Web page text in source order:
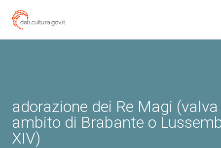
adorazione dei Re Magi
ambito di Brabante o
XIV)